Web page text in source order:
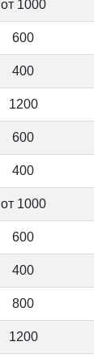
от 1000
600
400
1200
600
400
от 1000
600
400
800
1200